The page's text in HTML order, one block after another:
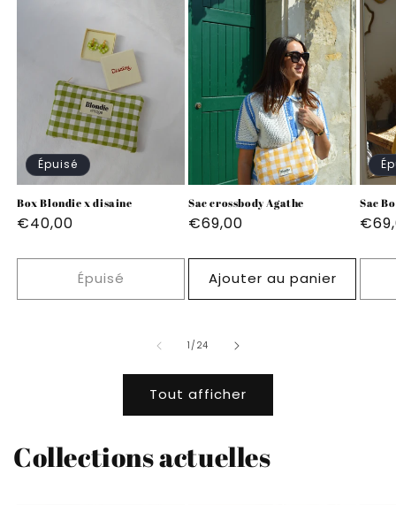
Épuisé
Box Blondie x disaine
Prix
€40,00
Épuisé
Sac crossbody Agathe
Prix
€69,00
Ajouter au panier
Sac
Prix
1/ de
24
Tout afficher
Collections actuelles